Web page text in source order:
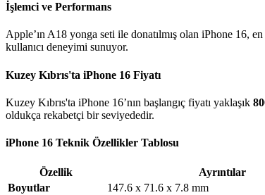
İşlemci ve Performans
Apple’ın A18 yonga seti ile donatılmış olan iPhone 16,
kullanıcı deneyimi sunuyor.
Kuzey Kıbrıs'ta iPhone 16 Fiyatı
Kuzey Kıbrıs'ta iPhone 16’nın başlangıç fiyatı yaklaşık
oldukça rekabetçi bir seviyededir.
iPhone 16 Teknik Özellikler Tablosu
Özellik
Ayrıntılar
Boyutlar
147.6 x 71.6 x 7.8 mm